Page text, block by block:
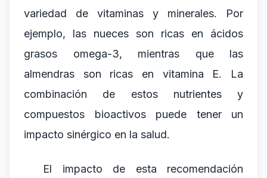
variedad de vitaminas y minerales. Por
ejemplo, las nueces son ricas en ácidos
grasos omega-3, mientras que las
almendras son ricas en vitamina E. La
combinación de estos nutrientes y
compuestos bioactivos puede tener un
impacto sinérgico en la salud.
El impacto de esta recomendación